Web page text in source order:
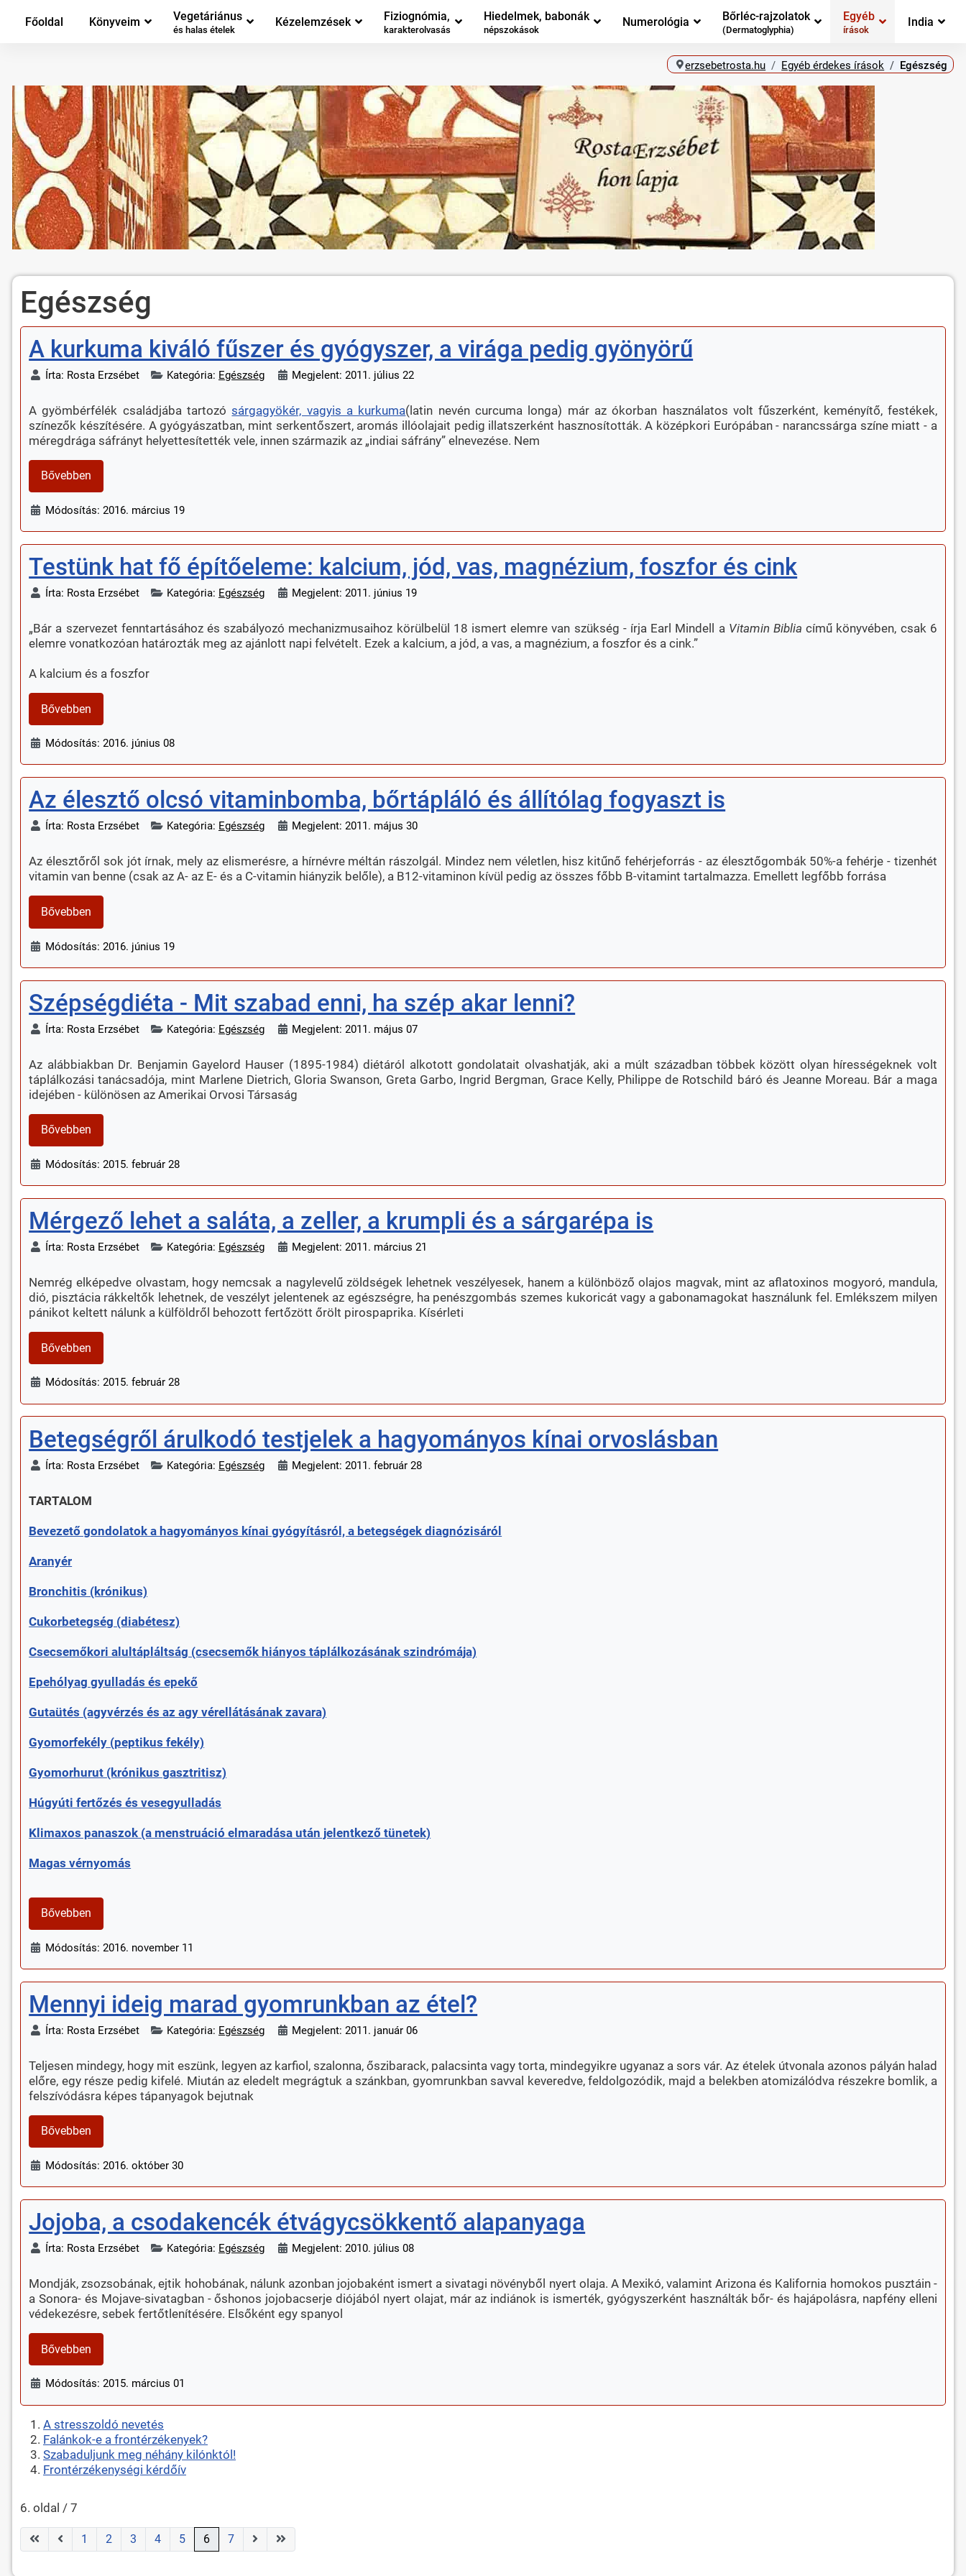
Főoldal Könyveim Vegetáriánus
és halas ételek
Kézelemzések Fiziognómia,
karakterolvasás
Hiedelmek, babonák
népszokások
Numerológia Bőrléc-rajzolatok
(Dermatoglyphia)
Egyéb
írások
India
erzsebetrosta.hu Egyéb érdekes írások Egészség
Egészség
A kurkuma kiváló fűszer és gyógyszer, a virága pedig gyönyörű
Írta: Rosta Erzsébet Kategória: Egészség Megjelent: 2011. július 22
A gyömbérfélék családjába tartozósárgagyökér, vagyis a kurkuma(latin nevén curcuma longa) már az ókorban használatos volt fűszerként, keményítő, festékek,
színezők készítésére. A gyógyászatban, mint serkentőszert, aromás illóolajait pedig illatszerként hasznosították. A középkori Európában - narancssárga színe miatt - a
méregdrága sáfrányt helyettesítették vele, innen származik az „indiai sáfrány” elnevezése. Nem
Bővebben
Módosítás: 2016. március 19
Testünk hat fő építőeleme: kalcium, jód, vas, magnézium, foszfor és cink
Írta: Rosta Erzsébet Kategória: Egészség Megjelent: 2011. június 19
„Bár a szervezet fenntartásához és szabályozó mechanizmusaihoz körülbelül 18 ismert elemre van szükség - írja Earl Mindell a Vitamin Biblia című könyvében, csak 6
elemre vonatkozóan határozták meg az ajánlott napi felvételt. Ezek a kalcium, a jód, a vas, a magnézium, a foszfor és a cink.”
A kalcium és a foszfor
Bővebben
Módosítás: 2016. június 08
Az élesztő olcsó vitaminbomba, bőrtápláló és állítólag fogyaszt is
Írta: Rosta Erzsébet Kategória: Egészség Megjelent: 2011. május 30
Az élesztőről sok jót írnak, mely az elismerésre, a hírnévre méltán rászolgál. Mindez nem véletlen, hisz kitűnő fehérjeforrás - az élesztőgombák 50%-a fehérje - tizenhét
vitamin van benne (csak az A- az E- és a C-vitamin hiányzik belőle), a B12-vitaminon kívül pedig az összes főbb B-vitamint tartalmazza. Emellett legfőbb forrása
Bővebben
Módosítás: 2016. június 19
Szépségdiéta - Mit szabad enni, ha szép akar lenni?
Írta: Rosta Erzsébet Kategória: Egészség Megjelent: 2011. május 07
Az alábbiakban Dr. Benjamin Gayelord Hauser (1895-1984) diétáról alkotott gondolatait olvashatják, aki a múlt században többek között olyan hírességeknek volt
táplálkozási tanácsadója, mint Marlene Dietrich, Gloria Swanson, Greta Garbo, Ingrid Bergman, Grace Kelly, Philippe de Rotschild báró és Jeanne Moreau. Bár a maga
idejében - különösen az Amerikai Orvosi Társaság
Bővebben
Módosítás: 2015. február 28
Mérgező lehet a saláta, a zeller, a krumpli és a sárgarépa is
Írta: Rosta Erzsébet Kategória: Egészség Megjelent: 2011. március 21
Nemrég elképedve olvastam, hogy nemcsak a nagylevelű zöldségek lehetnek veszélyesek, hanem a különböző olajos magvak, mint az aflatoxinos mogyoró, mandula,
dió, pisztácia rákkeltők lehetnek, de veszélyt jelentenek az egészségre, ha penészgombás szemes kukoricát vagy a gabonamagokat használunk fel. Emlékszem milyen
pánikot keltett nálunk a külföldről behozott fertőzött őrölt pirospaprika. Kísérleti
Bővebben
Módosítás: 2015. február 28
Betegségről árulkodó testjelek a hagyományos kínai orvoslásban
Írta: Rosta Erzsébet Kategória: Egészség Megjelent: 2011. február 28
TARTALOM
Bevezető gondolatok a hagyományos kínai gyógyításról, a betegségek diagnózisáról
Aranyér
Bronchitis (krónikus)
Cukorbetegség (diabétesz)
Csecsemőkori alultápláltság (csecsemők hiányos táplálkozásának szindrómája)
Epehólyag gyulladás és epekő
Gutaütés (agyvérzés és az agy vérellátásának zavara)
Gyomorfekély (peptikus fekély)
Gyomorhurut (krónikus gasztritisz)
Húgyúti fertőzés és vesegyulladás
Klimaxos panaszok (a menstruáció elmaradása után jelentkező tünetek)
Magas vérnyomás
Bővebben
Módosítás: 2016. november 11
Mennyi ideig marad gyomrunkban az étel?
Írta: Rosta Erzsébet Kategória: Egészség Megjelent: 2011. január 06
Teljesen mindegy, hogy mit eszünk, legyen az karfiol, szalonna, őszibarack, palacsinta vagy torta, mindegyikre ugyanaz a sors vár. Az ételek útvonala azonos pályán halad
előre, egy része pedig kifelé. Miután az eledelt megrágtuk a szánkban, gyomrunkban savval keveredve, feldolgozódik, majd a belekben atomizálódva részekre bomlik, a
felszívódásra képes tápanyagok bejutnak
Bővebben
Módosítás: 2016. október 30
Jojoba, a csodakencék étvágycsökkentő alapanyaga
Írta: Rosta Erzsébet Kategória: Egészség Megjelent: 2010. július 08
Mondják, zsozsobának, ejtik hohobának, nálunk azonban jojobaként ismert a sivatagi növényből nyert olaja. A Mexikó, valamint Arizona és Kalifornia homokos pusztáin -
a Sonora- és Mojave-sivatagban - őshonos jojobacserje diójából nyert olajat, már az indiánok is ismerték, gyógyszerként használták bőr- és hajápolásra, napfény elleni
védekezésre, sebek fertőtlenítésére. Elsőként egy spanyol
Bővebben
Módosítás: 2015. március 01
A stresszoldó nevetés
Falánkok-e a frontérzékenyek?
Szabaduljunk meg néhány kilónktól!
Frontérzékenységi kérdőív
6. oldal / 7
1 2 3 4 5 6 7